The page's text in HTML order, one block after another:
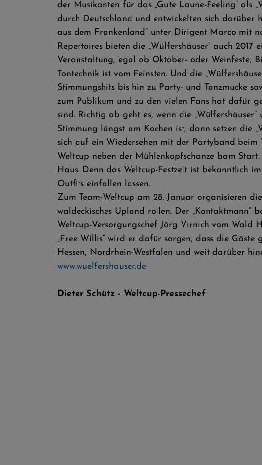
der Musikanten für das „Gute Laune-Feeling“ als
durch Deutschland und entwickelten sich darüber
aus dem Frankenland“ unter Dirigent Marco mit
Repertoires bieten die „Wülfershäuser“ auch
Veranstaltung, egal ob Oktober- oder Weinfeste,
Tontechnik ist vom Feinsten. Und die
Stimmungshits bis hin zu Party- und Tanzmucke
zum Publikum und zu den vielen Fans hat dafür
sind. Richtig ab geht es, wenn die
Stimmung längst am Kochen ist, dann setzen die
sich auf ein Wiedersehen mit der Partyband beim
Weltcup neben der Mühlenkopfschanze bam
Haus. Denn das Weltcup-Festzelt ist bekanntlich
Outfits einfallen lassen.
Zum Team-Weltcup am 28. Januar organisieren
waldeckisches Upland rollen. Der „Kontaktmann“
Weltcup-Versorgungschef Jörg Virnich vom Wald
„Free Willis“ wird er dafür sorgen, dass die
Hessen, Nordrhein-Westfalen und weit darüber
www.wuelfershauser.de
Dieter Schütz - Weltcup-Pressechef